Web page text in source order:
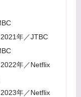
年／JTBC
年／Netflix
年／Netflix